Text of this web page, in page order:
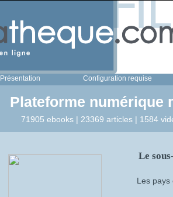
Présentation Configuration requise
Plateforme numérique
71905 ebooks | 23369 articles | 1584
Le
Les pays